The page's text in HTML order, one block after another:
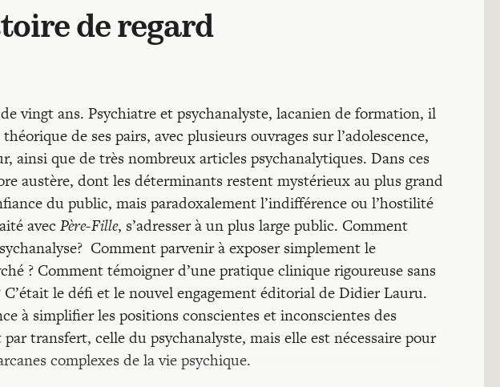
de regard
vingt ans. Psychiatre et psychanalyste, lacanien de formation, il
de ses pairs, avec plusieurs ouvrages sur l’adolescence,
ainsi que de très nombreux articles psychanalytiques. Dans ces
austère, dont les déterminants restent mystérieux au plus grand
du public, mais paradoxalement l’indifférence ou l’hostilité
avec Père-Fille, s’adresser à un plus large public. Comment
Comment parvenir à exposer simplement le
? Comment témoigner d’une pratique clinique rigoureuse sans
C’était le défi et le nouvel engagement éditorial de Didier Lauru.
à simplifier les positions conscientes et inconscientes des
transfert, celle du psychanalyste, mais elle est nécessaire pour
complexes de la vie psychique.